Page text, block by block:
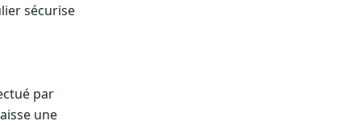
sécurise
par
une